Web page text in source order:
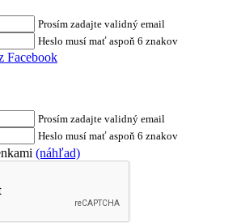
Prosím zadajte validný email
Heslo musí mať aspoň 6 znakov
Facebook
Prosím zadajte validný email
Heslo musí mať aspoň 6 znakov
(náhľad)